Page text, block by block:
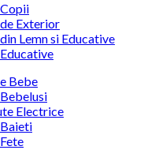
Exterior
Lemn si Educative
Bebe
Electrice